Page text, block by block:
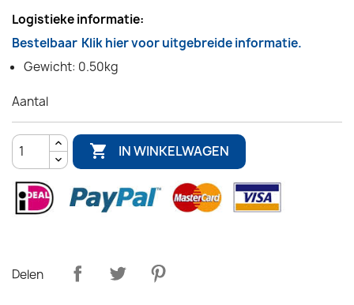
Logistieke informatie:
Bestelbaar Klik hier voor uitgebreide informatie.
Gewicht: 0.50kg
Aantal
 IN WINKELWAGEN
Delen